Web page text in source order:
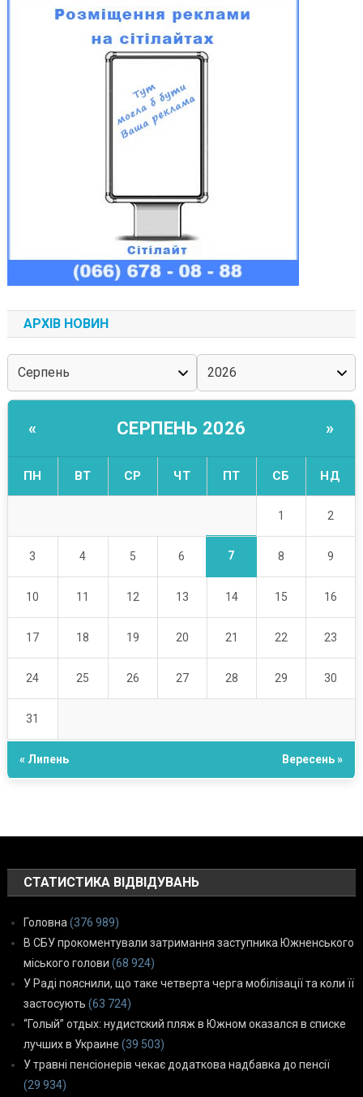
АРХІВ НОВИН
« СЕРПЕНЬ 2026 »
ПН ВТ СР ЧТ ПТ СБ НД
1 2
3 4 5 6 7 8 9
10 11 12 13 14 15 16
17 18 19 20 21 22 23
24 25 26 27 28 29 30
31
« Липень Вересень »
СТАТИСТИКА ВІДВІДУВАНЬ
Головна (376 989)
В СБУ прокоментували затримання заступника Южненського
міського голови (68 924)
У Раді пояснили, що таке четверта черга мобілізації та коли її
застосують (63 724)
“Голый” отдых: нудистский пляж в Южном оказался в списке
лучших в Украине (39 503)
У травні пенсіонерів чекає додаткова надбавка до пенсії
(29 934)